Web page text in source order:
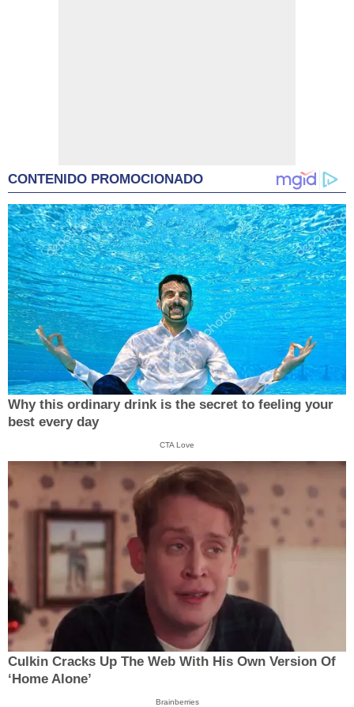
CONTENIDO PROMOCIONADO
Why this ordinary drink is the secret to feeling your
best every day
CTA Love
Culkin Cracks Up The Web With His Own Version Of
‘Home Alone’
Brainberries